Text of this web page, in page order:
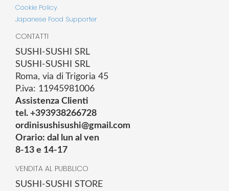
Cookie Policy
Japanese Food Supporter
CONTATTI
SUSHI-SUSHI SRL
SUSHI-SUSHI SRL
Roma, via di Trigoria 45
P.iva: 11945981006
Assistenza Clienti
tel. +393938266728
ordinisushisushi@gmail.com
Orario: dal lun al ven
8-13 e 14-17
VENDITA AL PUBBLICO
SUSHI-SUSHI STORE